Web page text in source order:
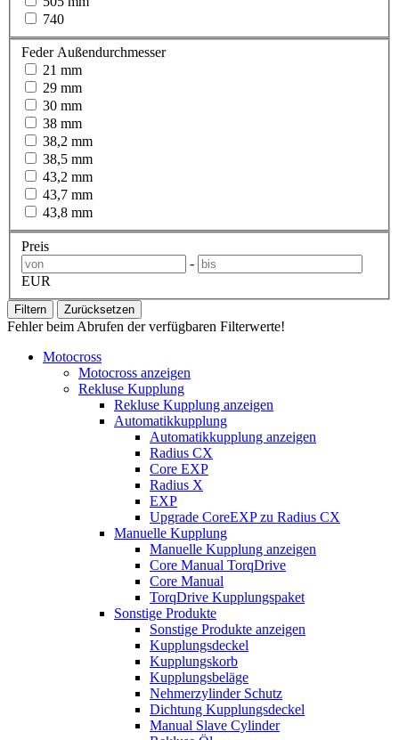
740
Feder Außendurchmesser
21 mm
29 mm
30 mm
38 mm
38,2 mm
38,5 mm
43,2 mm
43,7 mm
43,8 mm
Preis
-
EUR
Filtern Zurücksetzen
Fehler beim Abrufen der verfügbaren Filterwerte!
Motocross
Motocross anzeigen
Rekluse Kupplung
Rekluse Kupplung anzeigen
Automatikkupplung
Automatikkupplung anzeigen
Radius CX
Core EXP
Radius X
EXP
Upgrade CoreEXP zu Radius CX
Manuelle Kupplung
Manuelle Kupplung anzeigen
Core Manual TorqDrive
Core Manual
TorqDrive Kupplungspaket
Sonstige Produkte
Sonstige Produkte anzeigen
Kupplungsdeckel
Kupplungskorb
Kupplungsbeläge
Nehmerzylinder Schutz
Dichtung Kupplungsdeckel
Manual Slave Cylinder